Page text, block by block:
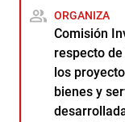
ORGANIZA
Comisión
respecto
los
bienes y